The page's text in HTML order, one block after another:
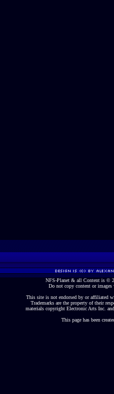
NFS-Planet & all Content is ©
Do not copy content or
This site is not endorsed by or affiliated
Trademarks are the property of their
materials copyright Electronic Arts Inc.
This page has been